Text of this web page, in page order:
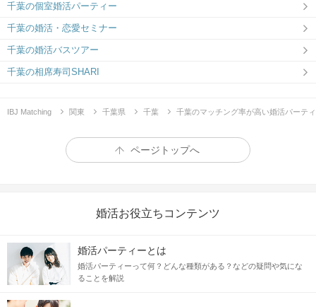
千葉の個室婚活パーティー
千葉の婚活・恋愛セミナー
千葉の婚活バスツアー
千葉の相席寿司SHARI
IBJ Matching 関東 千葉県 千葉 千葉のマッチング率が高い婚活パーテ
ページトップへ
婚活お役立ちコンテンツ
婚活パーティーとは
婚活パーティーって何？どんな種類がある？などの疑問や気にな
ることを解説